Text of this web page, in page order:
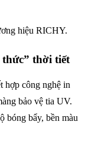
hiệu RICHY.
thức” thời tiết
hợp công nghệ in
bảo vệ tia UV.
bóng bẩy, bền màu